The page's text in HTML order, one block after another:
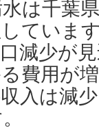
は千葉
ていま
減少が
費用が
入は減